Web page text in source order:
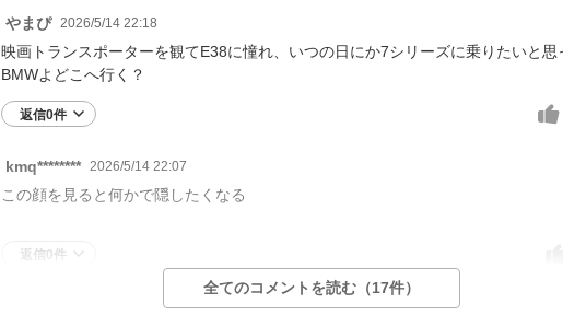
やまぴ 2026/5/14 22:18
映画トランスポーターを観てE38に憧れ、いつの日にか7シリーズに乗りたいと思
BMWよどこへ行く？
返信0件
kmq******** 2026/5/14 22:07
この顔を見ると何かで隠したくなる
返信0件
全てのコメントを読む（17件）